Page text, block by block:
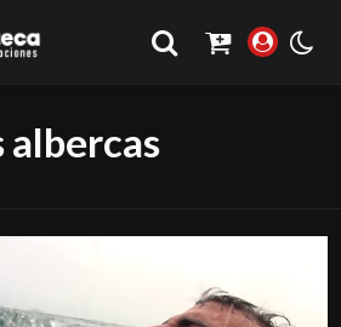
albercas